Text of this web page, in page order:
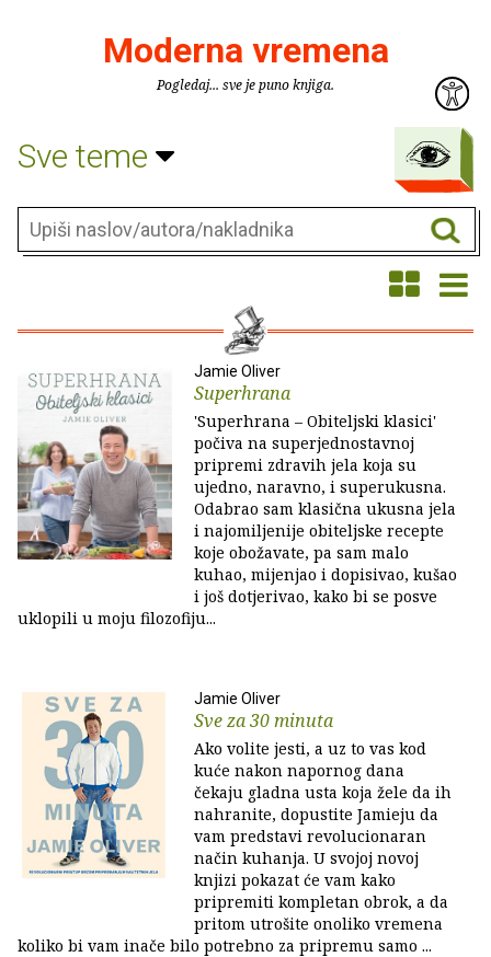
Moderna vremena
Pogledaj... sve je puno knjiga.
Sve teme
Jamie Oliver
Superhrana
'Superhrana – Obiteljski klasici'
počiva na superjednostavnoj
pripremi zdravih jela koja su
ujedno, naravno, i superukusna.
Odabrao sam klasična ukusna jela
i najomiljenije obiteljske recepte
koje obožavate, pa sam malo
kuhao, mijenjao i dopisivao, kušao
i još dotjerivao, kako bi se posve
uklopili u moju filozofiju...
Jamie Oliver
Sve za 30 minuta
Ako volite jesti, a uz to vas kod
kuće nakon napornog dana
čekaju gladna usta koja žele da ih
nahranite, dopustite Jamieju da
vam predstavi revolucionaran
način kuhanja. U svojoj novoj
knjizi pokazat će vam kako
pripremiti kompletan obrok, a da
pritom utrošite onoliko vremena
koliko bi vam inače bilo potrebno za pripremu samo ...